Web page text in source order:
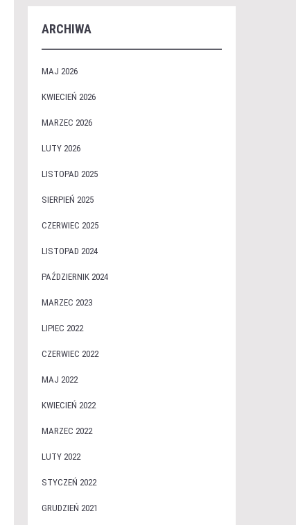
ARCHIWA
MAJ 2026
KWIECIEŃ 2026
MARZEC 2026
LUTY 2026
LISTOPAD 2025
SIERPIEŃ 2025
CZERWIEC 2025
LISTOPAD 2024
PAŹDZIERNIK 2024
MARZEC 2023
LIPIEC 2022
CZERWIEC 2022
MAJ 2022
KWIECIEŃ 2022
MARZEC 2022
LUTY 2022
STYCZEŃ 2022
GRUDZIEŃ 2021